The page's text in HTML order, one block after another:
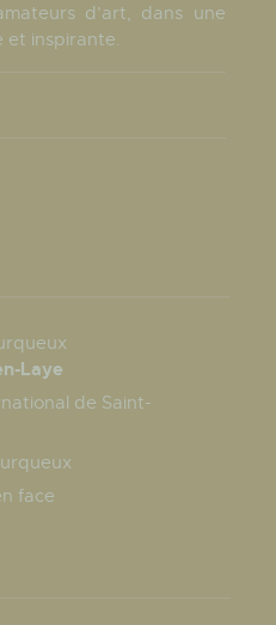
d’art, dans une
et inspirante.
Laye
de Saint-
face